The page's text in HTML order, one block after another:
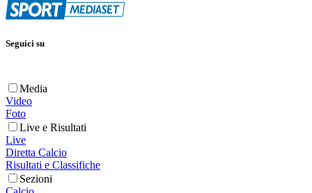
Seguici su
Media
Video
Foto
Live e Risultati
Live
Diretta Calcio
Risultati e Classifiche
Sezioni